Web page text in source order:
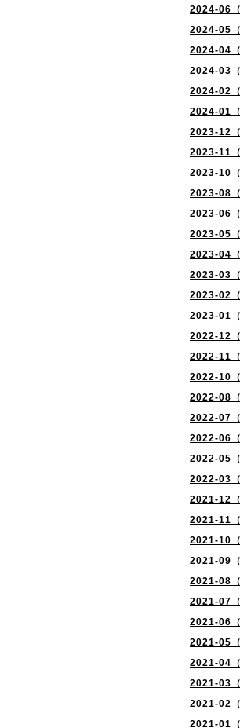
2024-06（
2024-05（
2024-04（
2024-03（
2024-02（
2024-01（
2023-12（
2023-11（
2023-10（
2023-08（
2023-06（
2023-05（
2023-04（
2023-03（
2023-02（
2023-01（
2022-12（
2022-11（
2022-10（
2022-08（
2022-07（
2022-06（
2022-05（
2022-03（
2021-12（
2021-11（
2021-10（
2021-09（
2021-08（
2021-07（
2021-06（
2021-05（
2021-04（
2021-03（
2021-02（
2021-01（